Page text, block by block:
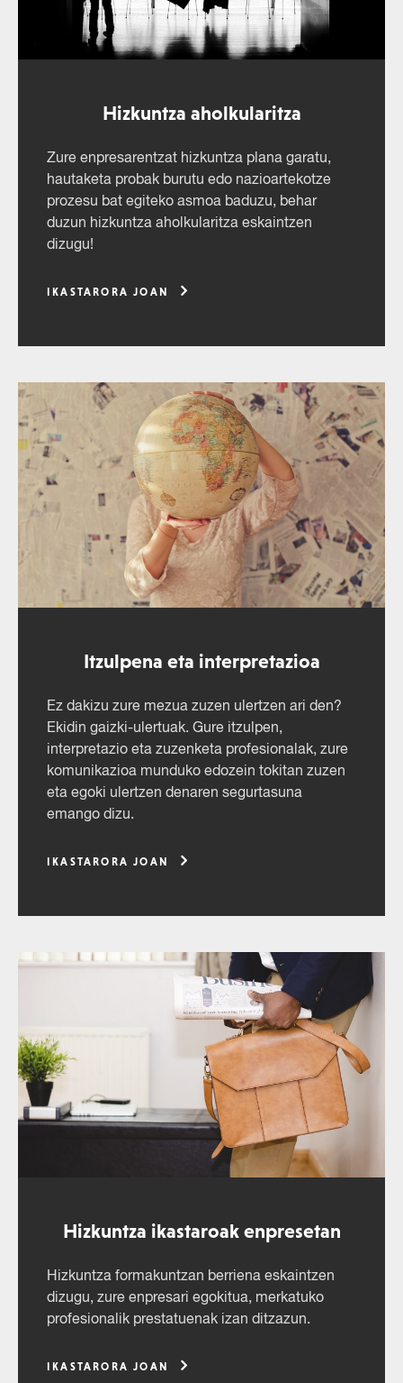
Hizkuntza aholkularitza
Zure enpresarentzat hizkuntza plana garatu,
hautaketa probak burutu edo nazioartekotze
prozesu bat egiteko asmoa baduzu, behar
duzun hizkuntza aholkularitza eskaintzen
dizugu!
IKASTARORA JOAN
Itzulpena eta interpretazioa
Ez dakizu zure mezua zuzen ulertzen ari den?
Ekidin gaizki-ulertuak. Gure itzulpen,
interpretazio eta zuzenketa profesionalak, zure
komunikazioa munduko edozein tokitan zuzen
eta egoki ulertzen denaren segurtasuna
emango dizu.
IKASTARORA JOAN
Hizkuntza ikastaroak enpresetan
Hizkuntza formakuntzan berriena eskaintzen
dizugu, zure enpresari egokitua, merkatuko
profesionalik prestatuenak izan ditzazun.
IKASTARORA JOAN